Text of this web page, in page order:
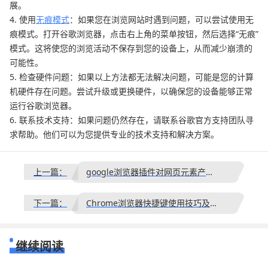
展。
4. 使用无痕模式：如果您在浏览网站时遇到问题，可以尝试使用无
痕模式。打开谷歌浏览器，点击右上角的菜单按钮，然后选择“无痕”
模式。这将使您的浏览活动不保存到您的设备上，从而减少崩溃的
可能性。
5. 检查硬件问题：如果以上方法都无法解决问题，可能是您的计算
机硬件存在问题。尝试升级或更换硬件，以确保您的设备能够正常
运行谷歌浏览器。
6. 联系技术支持：如果问题仍然存在，请联系谷歌官方支持团队寻
求帮助。他们可以为您提供专业的技术支持和解决方案。
上一篇： google浏览器插件对网页元素产生影响如何隔离
下一篇： Chrome浏览器快捷键使用技巧及提高效率方法
继续阅读